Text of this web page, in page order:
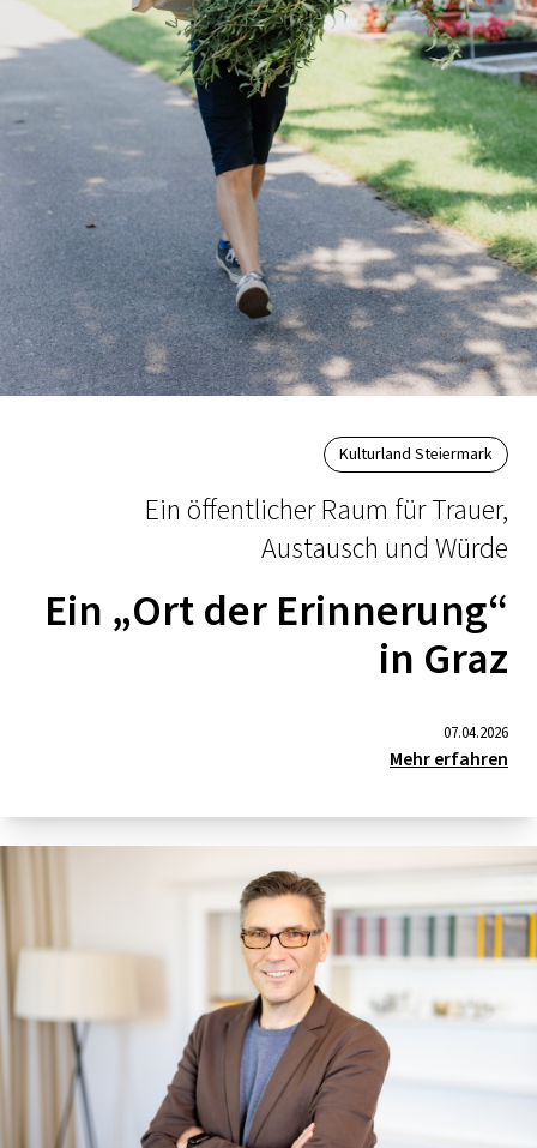
Kulturland Steiermark
Ein öffentlicher Raum für Trauer,
Austausch und Würde
Ein „Ort der Erinnerung“
in Graz
07.04.2026
Mehr erfahren